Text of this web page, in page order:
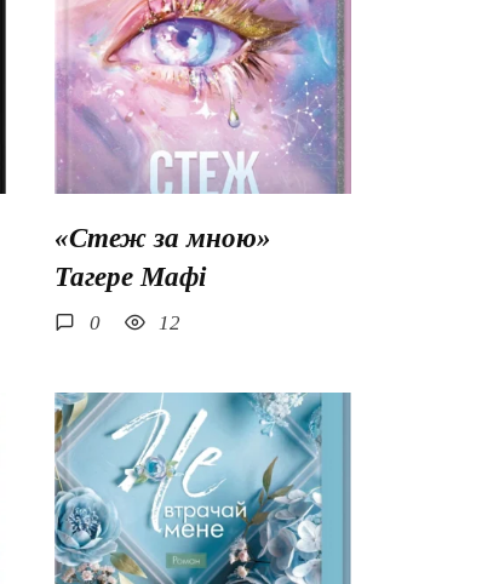
«Стеж за мною»
Тагере Мафі
0 12